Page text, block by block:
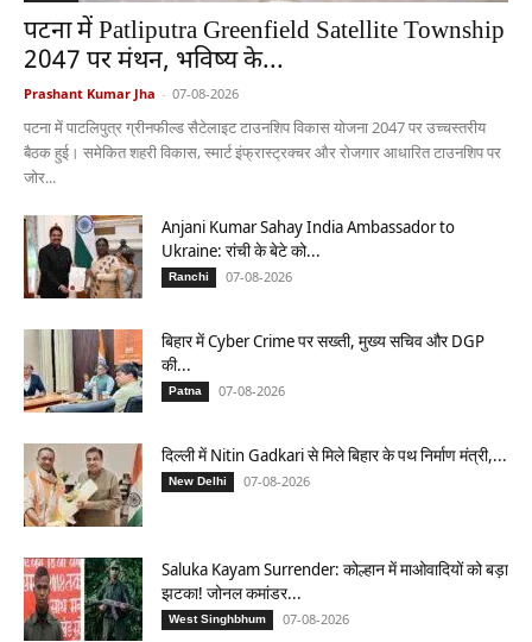
पटना में Patliputra Greenfield Satellite Township
2047 पर मंथन, भविष्य के...
Prashant Kumar Jha - 07-08-2026
पटना में पाटलिपुत्र ग्रीनफील्ड सैटेलाइट टाउनशिप विकास योजना 2047 पर उच्चस्तरीय
बैठक हुई। समेकित शहरी विकास, स्मार्ट इंफ्रास्ट्रक्चर और रोजगार आधारित टाउनशिप पर
जोर...
Anjani Kumar Sahay India Ambassador to
Ukraine: रांची के बेटे को...
Ranchi 07-08-2026
बिहार में Cyber Crime पर सख्ती, मुख्य सचिव और DGP
की...
Patna 07-08-2026
दिल्ली में Nitin Gadkari से मिले बिहार के पथ निर्माण मंत्री,...
New Delhi 07-08-2026
Saluka Kayam Surrender: कोल्हान में माओवादियों को बड़ा
झटका! जोनल कमांडर...
West Singhbhum 07-08-2026